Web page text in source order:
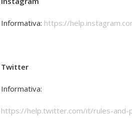
Informativa: https://
Twitter
Informativa:
https://help.twitter.com/it/rules-and-